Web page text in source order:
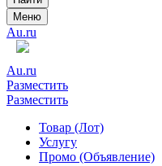
Меню
Au.ru
Au.ru
Разместить
Разместить
Товар (Лот)
Услугу
Промо (Объявление)